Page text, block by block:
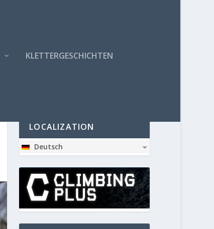
KLETTERGESCHICHTEN
LOCALIZATION
Deutsch